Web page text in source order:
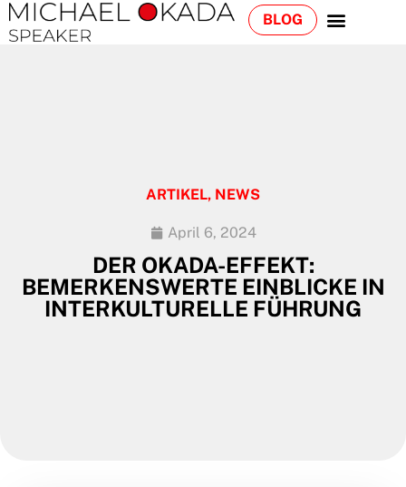
BLOG
ARTIKEL, NEWS
April 6, 2024
DER OKADA-EFFEKT:
BEMERKENSWERTE EINBLICKE IN
INTERKULTURELLE FÜHRUNG